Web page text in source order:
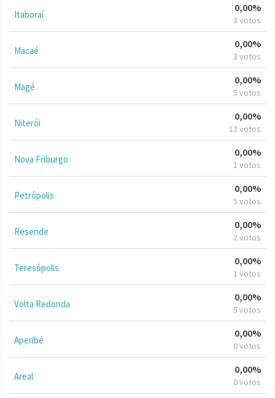
Itaboraí
0,00%
3 votos
Macaé
0,00%
3 votos
Magé
0,00%
5 votos
Niterói
0,00%
13 votos
Nova Friburgo
0,00%
1 votos
Petrópolis
0,00%
5 votos
Resende
0,00%
2 votos
Teresópolis
0,00%
1 votos
Volta Redonda
0,00%
5 votos
Aperibé
0,00%
0 votos
Areal
0,00%
0 votos